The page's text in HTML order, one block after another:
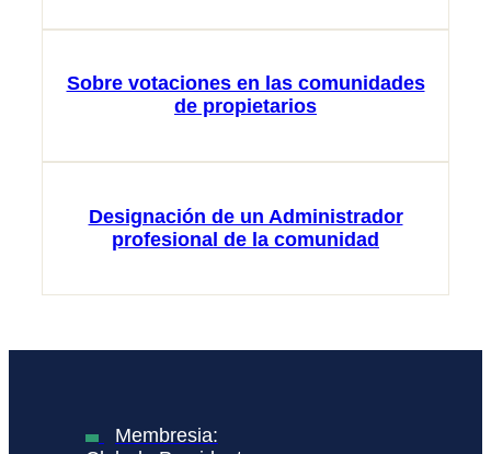
Sobre votaciones en las comunidades
de propietarios
Designación de un Administrador
profesional de la comunidad
Membresia: